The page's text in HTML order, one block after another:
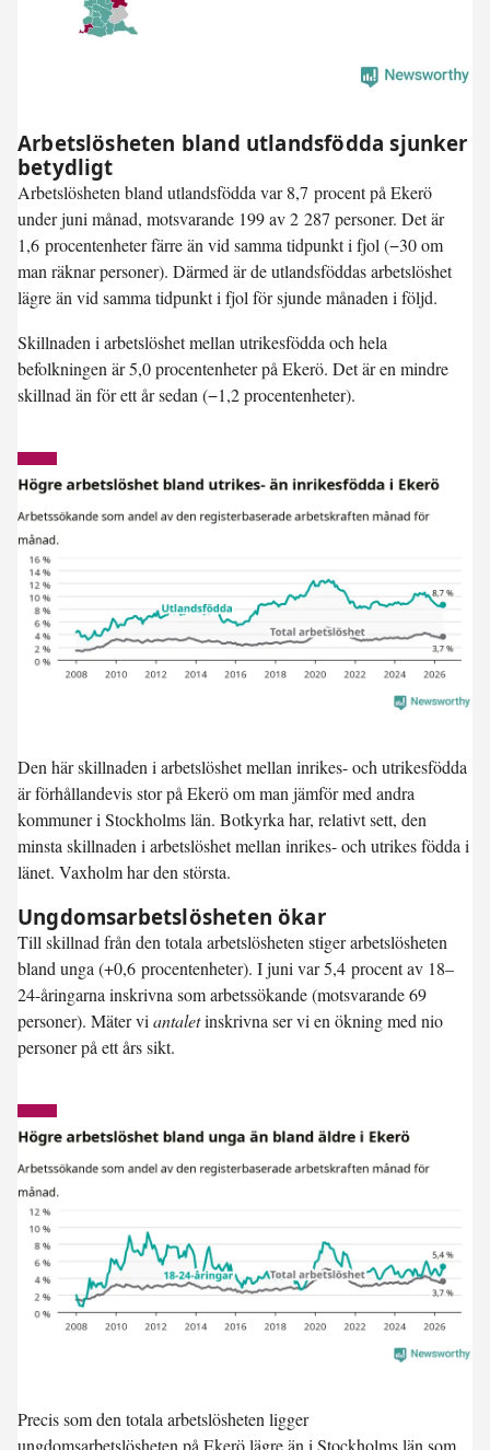
Arbetslösheten bland utlandsfödda sjunker
betydligt
Arbetslösheten bland utlandsfödda var8,7 procentpå Ekerö
under juni månad, motsvarande 199 av 2 287 personer. Det är
1,6 procentenheter färreän vid samma tidpunkt i fjol (−30 om
man räknar personer). Därmed är de utlandsföddas arbetslöshet
lägre än vid samma tidpunkt i fjol för sjunde månaden i följd.
Skillnaden i arbetslöshet mellan utrikesfödda och hela
befolkningen är 5,0 procentenheter på Ekerö. Det är en mindre
skillnad än för ett år sedan (−1,2 procentenheter).
Den här skillnaden i arbetslöshet mellan inrikes- och utrikesfödda
är förhållandevis stor på Ekerö om man jämför med andra
kommuner i Stockholms län. Botkyrka har, relativt sett, den
minsta skillnaden i arbetslöshet mellan inrikes- och utrikes födda i
länet. Vaxholm har den största.
Ungdomsarbetslösheten ökar
Till skillnad från den totala arbetslösheten stiger arbetslösheten
bland unga (+0,6 procentenheter). I juni var5,4 procentav 18–
24-åringarna inskrivna som arbetssökande (motsvarande 69
personer). Mäter vi antaletinskrivna ser vi en ökning med nio
personer på ett års sikt.
Precis som den totala arbetslösheten ligger
ungdomsarbetslösheten på Ekerölägreän i Stockholms län som